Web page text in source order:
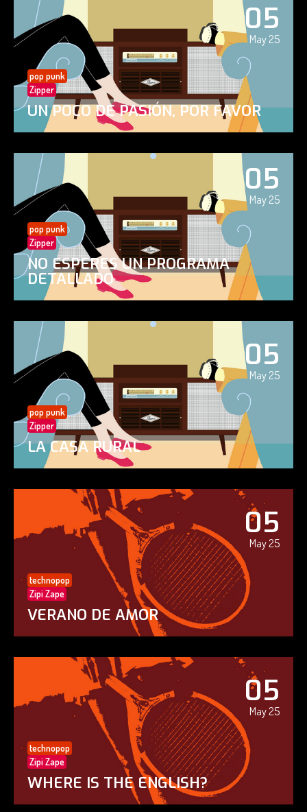
05
May 25
pop punk
Zipper
UN POCO DE PASIÓN, POR FAVOR
05
May 25
pop punk
Zipper
NO ESPERES UN PROGRAMA
DETALLADO
05
May 25
pop punk
Zipper
LA CASA RURAL
05
May 25
technopop
Zipi Zape
VERANO DE AMOR
05
May 25
technopop
Zipi Zape
WHERE IS THE ENGLISH?